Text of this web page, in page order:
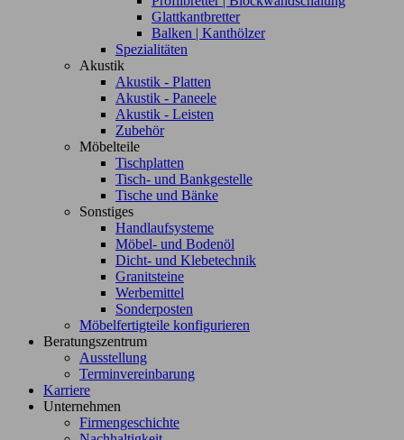
Glattkantbretter
Balken | Kanthölzer
Spezialitäten
Akustik
Akustik - Platten
Akustik - Paneele
Akustik - Leisten
Zubehör
Möbelteile
Tischplatten
Tisch- und Bankgestelle
Tische und Bänke
Sonstiges
Handlaufsysteme
Möbel- und Bodenöl
Dicht- und Klebetechnik
Granitsteine
Werbemittel
Sonderposten
Möbelfertigteile konfigurieren
Beratungszentrum
Ausstellung
Terminvereinbarung
Karriere
Unternehmen
Firmengeschichte